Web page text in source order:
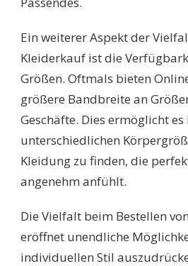
Ein weiterer Aspekt der
Kleiderkauf ist die
Größen. Oftmals bieten
größere Bandbreite an
Geschäfte. Dies ermöglicht
unterschiedlichen
Kleidung zu finden, die
angenehm anfühlt.
Die Vielfalt beim Bestellen
eröffnet unendliche
individuellen Stil